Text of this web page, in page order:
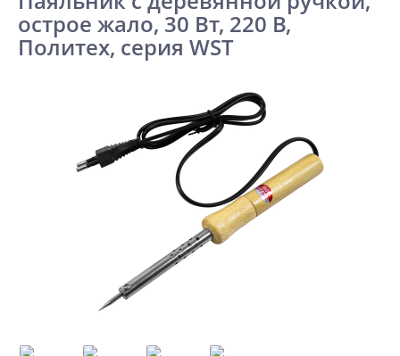
острое жало, 30 Вт, 220 В,
Политех, серия WST